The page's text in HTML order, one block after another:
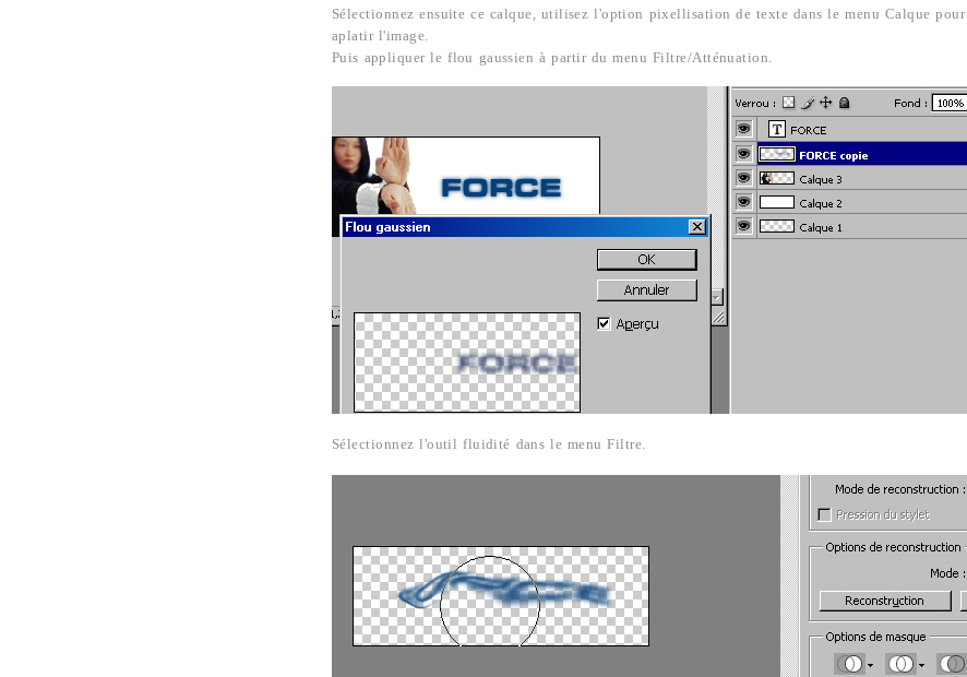
Sélectionnez ensuite ce calque, utilisez l'option pixellisation de texte dans le menu Calque pour
aplatir l'image.
Puis appliquer le flou gaussien à partir du menu Filtre/Atténuation.
Sélectionnez l'outil fluidité dans le menu Filtre.